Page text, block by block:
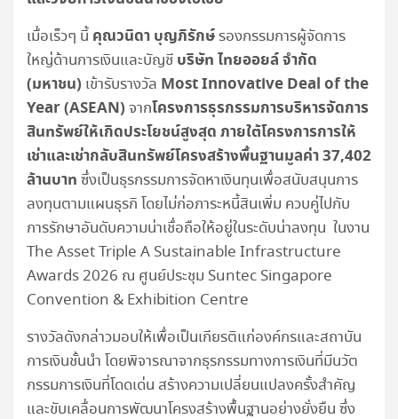
เมื่อเร็วๆ นี้ คุณวนิดา บุญภิรักษ์รองกรรมการผู้จัดการ
ใหญ่ด้านการเงินและบัญชี บริษัท ไทยออยล์ จำกัด
(มหาชน) เข้ารับรางวัล Most Innovative Deal of the
Year (ASEAN) จากโครงการธุรกรรมการบริหารจัดการ
สินทรัพย์ให้เกิดประโยชน์สูงสุด ภายใต้โครงการการให้
เช่าและเช่ากลับสินทรัพย์โครงสร้างพื้นฐานมูลค่า 37,402
ล้านบาท ซึ่งเป็นธุรกรรมการจัดหาเงินทุนเพื่อสนับสนุนการ
ลงทุนตามแผนธุรกิ โดยไม่ก่อภาระหนี้สินเพิ่ม ควบคู่ไปกับ
การรักษาอันดับความน่าเชื่อถือให้อยู่ในระดับน่าลงทุน ในงาน
The Asset Triple A Sustainable Infrastructure
Awards 2026 ณ ศูนย์ประชุม Suntec Singapore
Convention & Exhibition Centre
รางวัลดังกล่าวมอบให้เพื่อเป็นเกียรติแก่องค์กรและสถาบัน
การเงินชั้นนำ โดยพิจารณาจากธุรกรรมทางการเงินที่มีนวัต
กรรมการเงินที่โดดเด่น สร้างความเปลี่ยนแปลงครั้งสำคัญ
และขับเคลื่อนการพัฒนาโครงสร้างพื้นฐานอย่างยั่งยืน ซึ่ง